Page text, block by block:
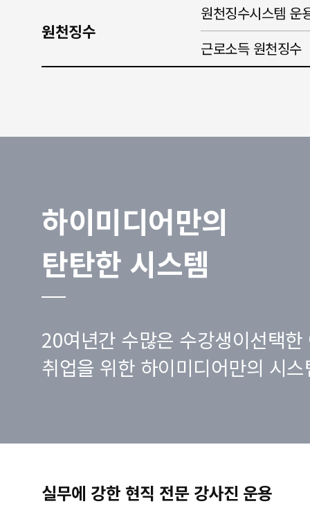
원천징수
원천징수시스템 운
근로소득 원천징수
하이미디어만의
탄탄한 시스템
20여년간 수많은 수강생이선택한
취업을 위한 하이미디어만의 시
실무에 강한 현직 전문 강사진 운용